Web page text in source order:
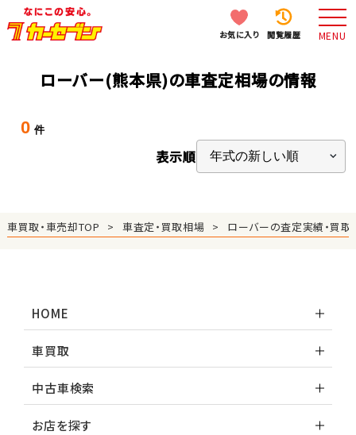
お気に入り 閲覧履歴 MENU
ローバー(熊本県)の車査定相場の情報
0 件
表示順
車買取・車売却TOP 車査定・買取相場 ローバーの査定実績・買取
HOME
車買取
中古車検索
お店を探す